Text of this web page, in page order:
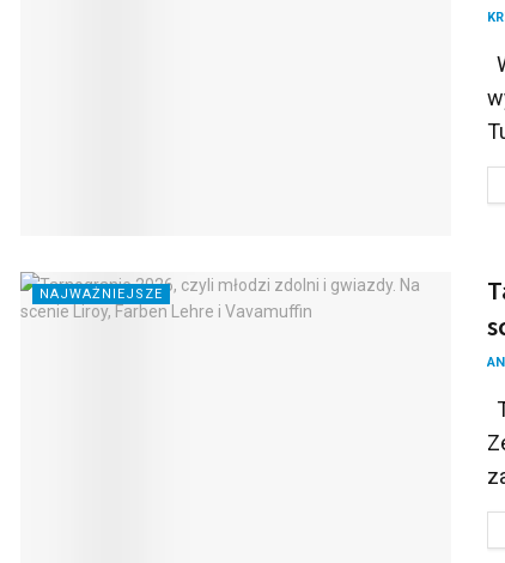
NAJWAŻNIEJSZE